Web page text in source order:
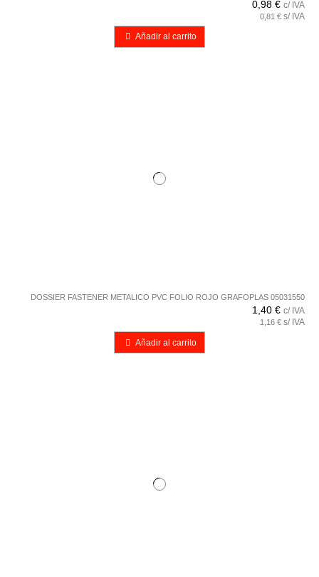
0,98 € c/ IVA
0,81 € s/ IVA
Añadir al carrito
DOSSIER FASTENER METALICO PVC FOLIO ROJO GRAFOPLAS 05031550
1,40 € c/ IVA
1,16 € s/ IVA
Añadir al carrito